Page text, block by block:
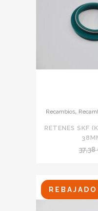
Recambios,
RETENES SKF
37,38
REBAJADO